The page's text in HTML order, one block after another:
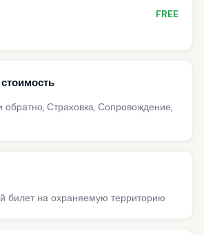
FREE
Страховка, Сопровождение,
билет на охраняемую территорию